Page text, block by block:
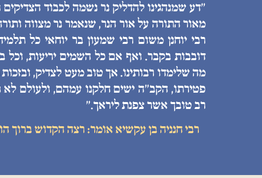
״דע שמנהגינו להדליק נר נשמה לכבוד
מאור התורה על אור הנר, שנאמר נר מצווה
רבי יוחנן משום רבי שמעון בר יוחאי כל
דובבות בקבר. ואף אם כל השמים יריעות, וכל
מה שלימדו רבותינו. אך טוב מעט לצדיק,
פטירתו, הקב״ה ישים חלקנו עמהם, ולעולם
רב טובך אשר צפנת ליראך.״
רבי חנניה בן עקשיא אומר: רצה הקדוש